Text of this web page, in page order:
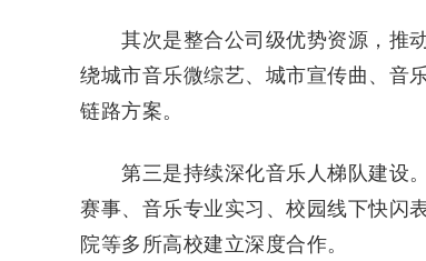
其次是整合公司级优势资源，推动
绕城市音乐微综艺、城市宣传曲、音
链路方案。
第三是持续深化音乐人梯队建设。
赛事、音乐专业实习、校园线下快闪
院等多所高校建立深度合作。